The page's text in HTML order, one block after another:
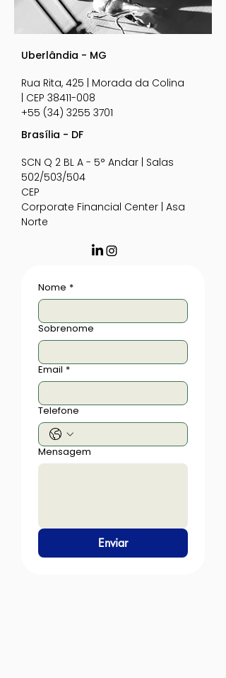
Uberlândia - MG
Rua Rita, 425 | Morada da Colina
CEP 38411-008
+55 (34) 3255 3701
Brasília - DF
SCN Q 2 BL A - 5° Andar | Salas
502/503/504
CEP
Corporate Financial Center | Asa
Norte
Nome *
Sobrenome
Email *
Telefone
Mensagem
Enviar